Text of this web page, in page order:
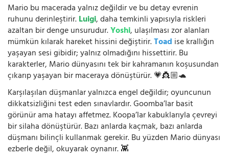
Mario bu macerada yalnız değildir ve bu detay evrenin
ruhunu derinleştirir.Luigi, daha temkinli yapısıyla riskleri
azaltan bir denge unsurudur.Yoshi, ulaşılması zor alanları
mümkün kılarak hareket hissini değiştirir.Toad ise krallığın
yaşayan sesi gibidir; yalnız olmadığını hissettirir. Bu
karakterler, Mario dünyasını tek bir kahramanın koşusundan
çıkarıp yaşayan bir maceraya dönüştürür. 💗👸🏼🐢
Karşılaşılan düşmanlar yalnızca engel değildir; oyuncunun
dikkatsizliğini test eden sınavlardır. Goomba’lar basit
görünür ama hatayı affetmez. Koopa’lar kabuklarıyla çevreyi
bir silaha dönüştürür. Bazı anlarda kaçmak, bazı anlarda
düşmanı bilinçli kullanmak gerekir. Bu yüzden Mario dünyası
ezberle değil, okuyarak oynanır. 👾